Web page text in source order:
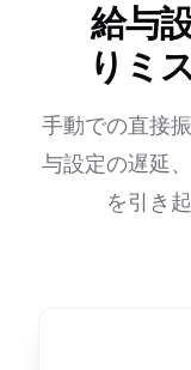
給与
りミ
手動での直接
与設定の遅延
を引き